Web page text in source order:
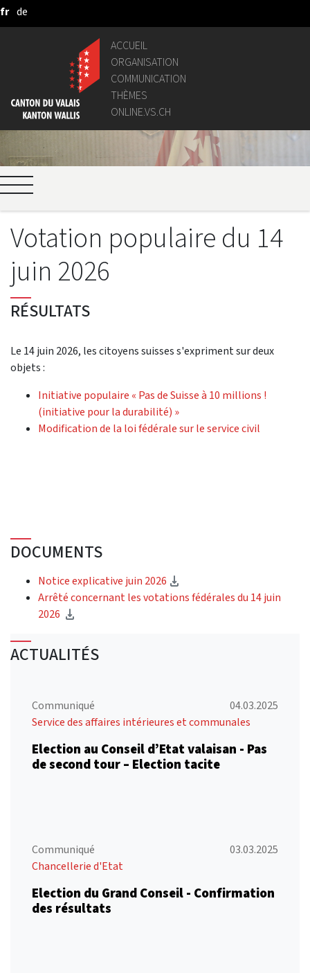
Saut au contenu principal
fr de
ACCUEIL
ORGANISATION
COMMUNICATION
THÈMES
ONLINE.VS.CH
Votation populaire du 14
juin 2026
RÉSULTATS
Le 14 juin 2026, les citoyens suisses s'expriment sur deux
objets :
Initiative populaire « Pas de Suisse à 10 millions !
(initiative pour la durabilité) »
Modification de la loi fédérale sur le service civil
DOCUMENTS
Notice explicative juin 2026
Arrêté concernant les votations fédérales du 14 juin
2026
ACTUALITÉS
Communiqué
04.03.2025
Service des affaires intérieures et communales
Election au Conseil d’Etat valaisan - Pas
de second tour – Election tacite
Communiqué
03.03.2025
Chancellerie d'Etat
Election du Grand Conseil - Confirmation
des résultats